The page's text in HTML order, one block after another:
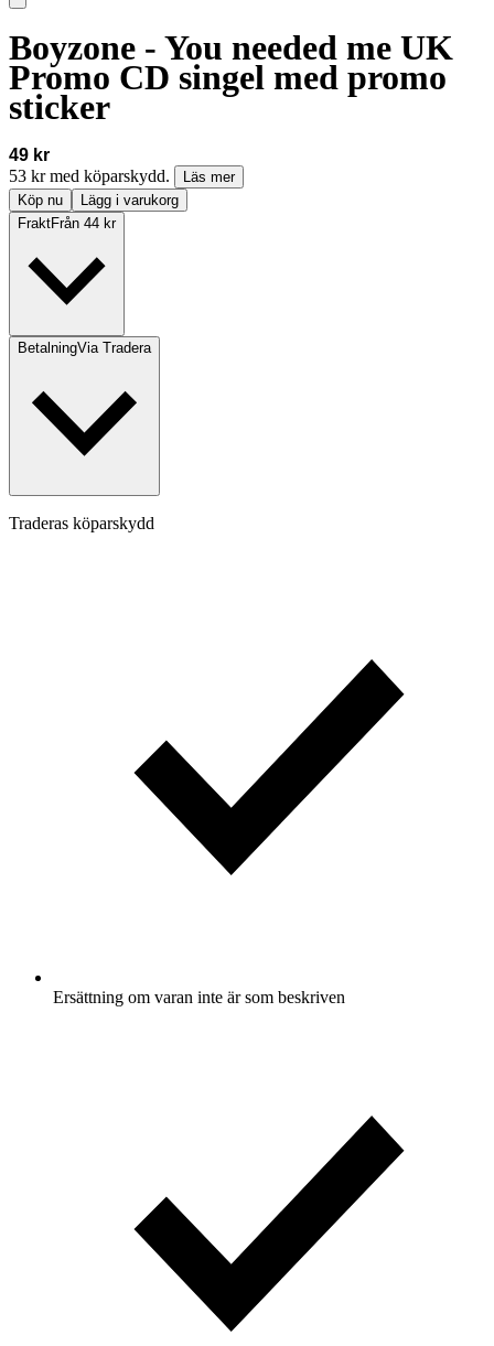
Boyzone - You needed me UK
Promo CD singel med promo
sticker
49 kr
53 kr med köparskydd.
Läs mer
Köp nu
Lägg i varukorg
FraktFrån 44 kr
BetalningVia Tradera
Traderas köparskydd
Ersättning om varan inte är som beskriven